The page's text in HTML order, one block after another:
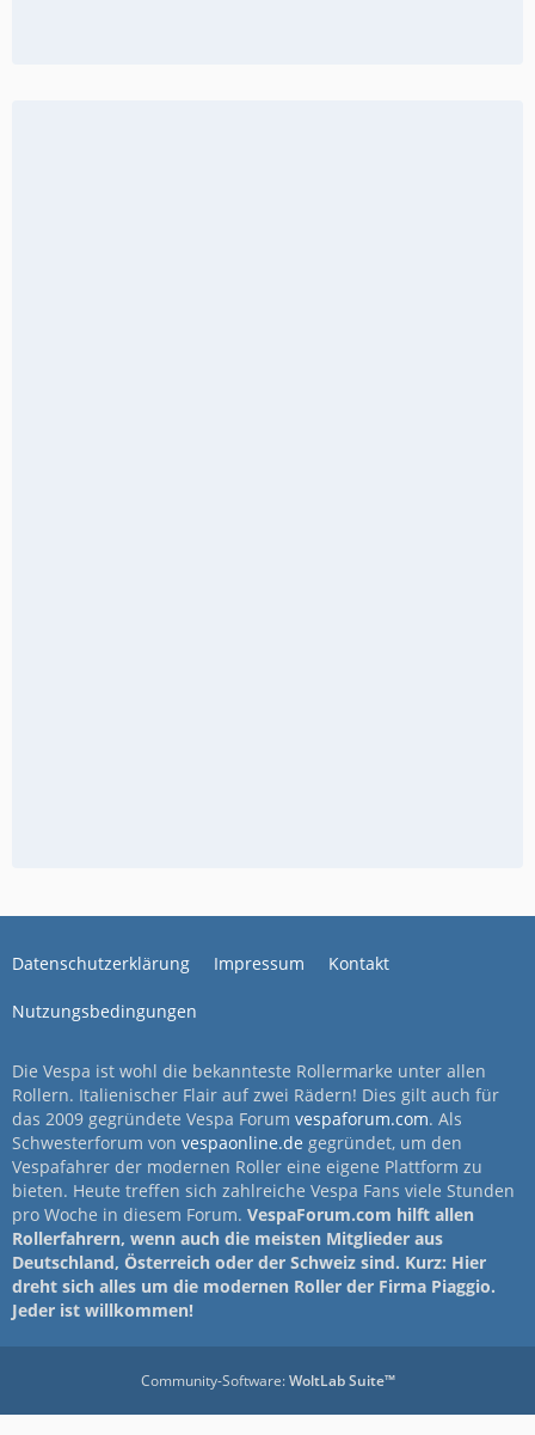
Datenschutzerklärung Impressum Kontakt
Nutzungsbedingungen
Die Vespa ist wohl die bekannteste Rollermarke unter allen
Rollern. Italienischer Flair auf zwei Rädern! Dies gilt auch für
das 2009 gegründete Vespa Forum vespaforum.com. Als
Schwesterforum von vespaonline.de gegründet, um den
Vespafahrer der modernen Roller eine eigene Plattform zu
bieten. Heute treffen sich zahlreiche Vespa Fans viele Stunden
pro Woche in diesem Forum. VespaForum.com hilft allen
Rollerfahrern, wenn auch die meisten Mitglieder aus
Deutschland, Österreich oder der Schweiz sind. Kurz: Hier
dreht sich alles um die modernen Roller der Firma Piaggio.
Jeder ist willkommen!
Community-Software:WoltLab Suite™